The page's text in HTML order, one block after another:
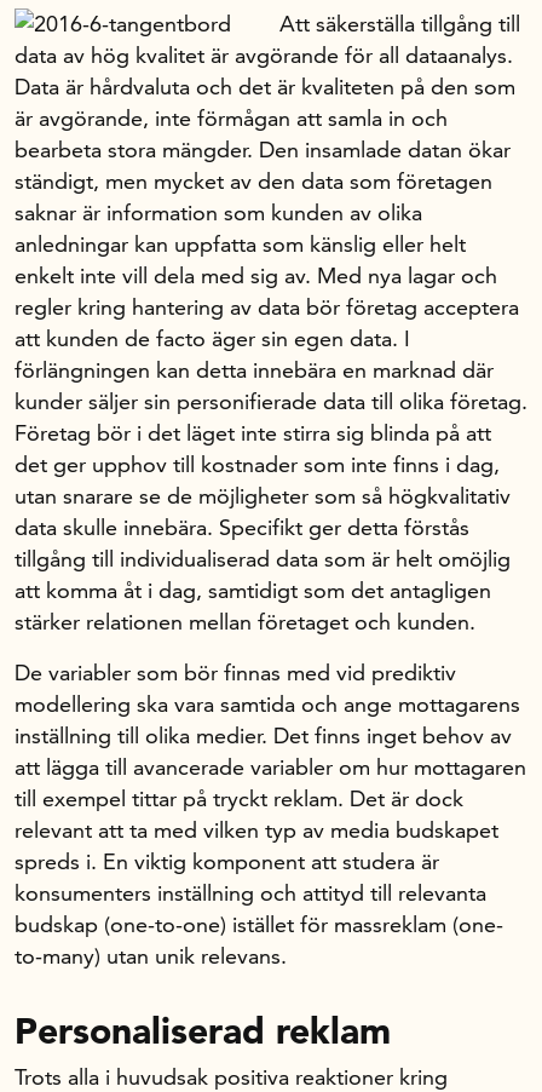
Att säkerställa tillgång till
data av hög kvalitet är avgörande för all dataanalys.
Data är hårdvaluta och det är kvaliteten på den som
är avgörande, inte förmågan att samla in och
bearbeta stora mängder. Den insamlade datan ökar
ständigt, men mycket av den data som företagen
saknar är information som kunden av olika
anledningar kan uppfatta som känslig eller helt
enkelt inte vill dela med sig av. Med nya lagar och
regler kring hantering av data bör företag acceptera
att kunden de facto äger sin egen data. I
förlängningen kan detta innebära en marknad där
kunder säljer sin personifierade data till olika företag.
Företag bör i det läget inte stirra sig blinda på att
det ger upphov till kostnader som inte finns i dag,
utan snarare se de möjligheter som så högkvalitativ
data skulle innebära. Specifikt ger detta förstås
tillgång till individualiserad data som är helt omöjlig
att komma åt i dag, samtidigt som det antagligen
stärker relationen mellan företaget och kunden.
De variabler som bör finnas med vid prediktiv
modellering ska vara samtida och ange mottagarens
inställning till olika medier. Det finns inget behov av
att lägga till avancerade variabler om hur mottagaren
till exempel tittar på tryckt reklam. Det är dock
relevant att ta med vilken typ av media budskapet
spreds i. En viktig komponent att studera är
konsumenters inställning och attityd till relevanta
budskap (one-to-one) istället för massreklam (one-
to-many) utan unik relevans.
Personaliserad reklam
Trots alla i huvudsak positiva reaktioner kring